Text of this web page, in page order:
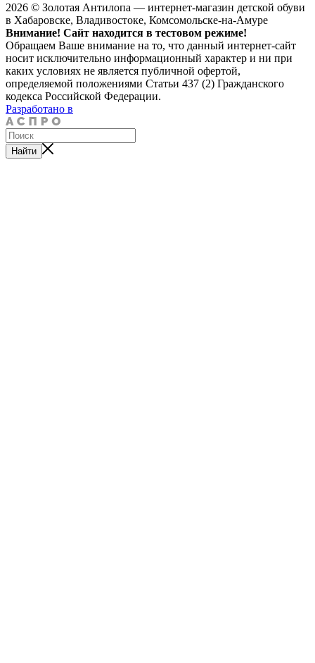
2026 © Золотая Антилопа — интернет-магазин детской обуви
в Хабаровске, Владивостоке, Комсомольске-на-Амуре
Внимание! Сайт находится в тестовом режиме!
Обращаем Ваше внимание на то, что данный интернет-сайт
носит исключительно информационный характер и ни при
каких условиях не является публичной офертой,
определяемой положениями Статьи 437 (2) Гражданского
кодекса Российской Федерации.
Разработано в
Найти